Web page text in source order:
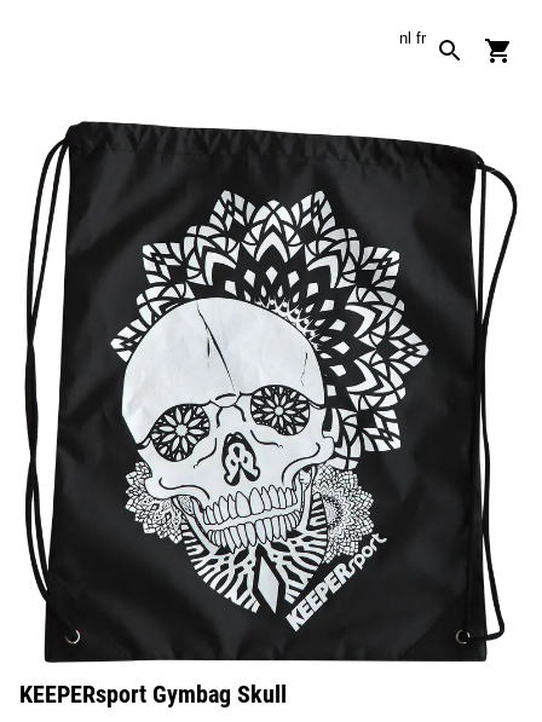
nl fr
KEEPERsport Gymbag Skull